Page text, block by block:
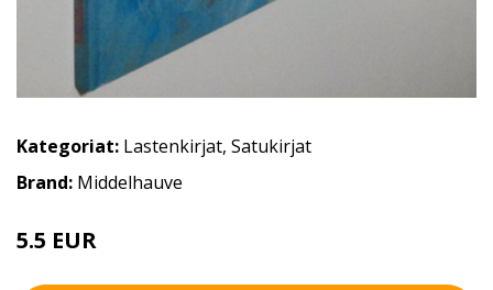
Kategoriat: Lastenkirjat, Satukirjat
Brand: Middelhauve
5.5 EUR